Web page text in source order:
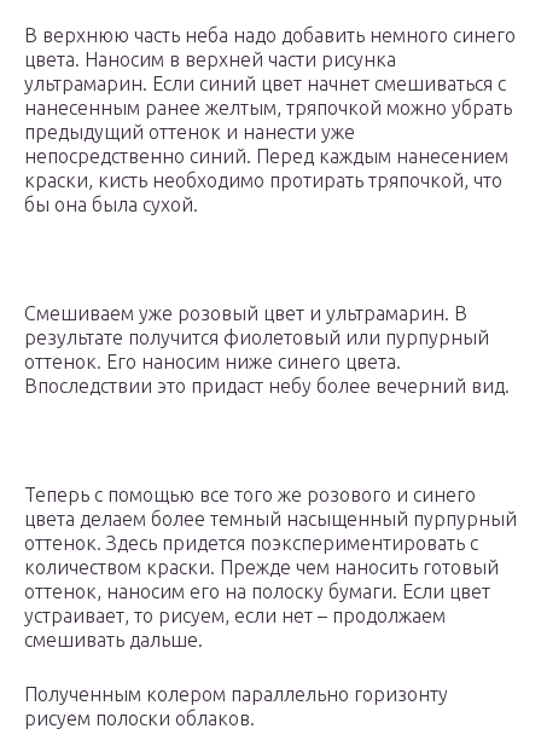
В верхнюю часть неба надо добавить немного синего
цвета. Наносим в верхней части рисунка
ультрамарин. Если синий цвет начнет смешиваться с
нанесенным ранее желтым, тряпочкой можно убрать
предыдущий оттенок и нанести уже
непосредственно синий. Перед каждым нанесением
краски, кисть необходимо протирать тряпочкой, что
бы она была сухой.
Смешиваем уже розовый цвет и ультрамарин. В
результате получится фиолетовый или пурпурный
оттенок. Его наносим ниже синего цвета.
Впоследствии это придаст небу более вечерний вид.
Теперь с помощью все того же розового и синего
цвета делаем более темный насыщенный пурпурный
оттенок. Здесь придется поэкспериментировать с
количеством краски. Прежде чем наносить готовый
оттенок, наносим его на полоску бумаги. Если цвет
устраивает, то рисуем, если нет – продолжаем
смешивать дальше.
Полученным колером параллельно горизонту
рисуем полоски облаков.